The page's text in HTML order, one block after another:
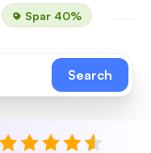
Spar 40%
Search